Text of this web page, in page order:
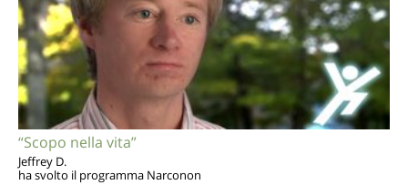
“Scopo nella vita”
Jeffrey D.
ha svolto il programma Narconon